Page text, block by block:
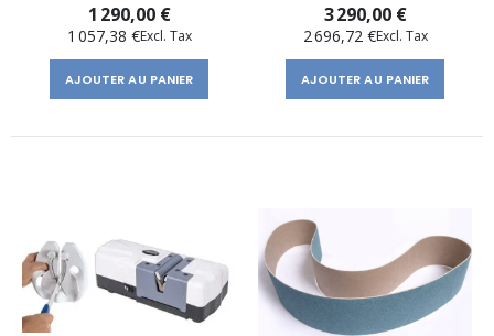
1 290,00 €
1 057,38 €
AJOUTER AU PANIER
3 290,00 €
2 696,72 €
AJOUTER AU PANIER